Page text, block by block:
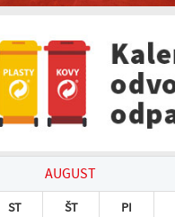
AUGUST
ST ŠT PI